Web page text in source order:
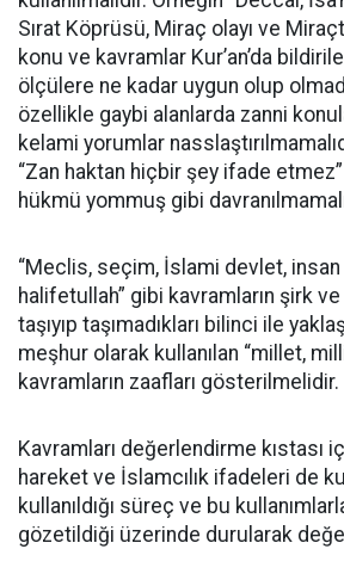
Sırat Köprüsü, Miraç olayı ve
konu ve kavramlar Kur’an’da
ölçülere ne kadar uygun olup
özellikle gaybi alanlarda zanni
kelami yorumlar
“Zan haktan hiçbir şey ifade
hükmü yommuş gibi
“Meclis, seçim, İslami devlet, insan
halifetullah” gibi kavramların şirk
taşıyıp taşımadıkları bilinci ile
meşhur olarak kullanılan “millet,
kavramların zaafları gösterilmelidir.
Kavramları değerlendirme kıstası
hareket ve İslamcılık ifadeleri de
kullanıldığı süreç ve bu
gözetildiği üzerinde durularak